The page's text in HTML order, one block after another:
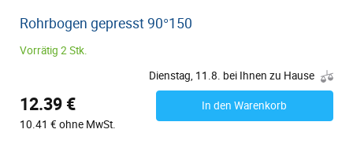
Rohrbogen gepresst 90°150
Vorrätig 2 Stk.
Dienstag, 11.8. bei Ihnen zu Hause
12.39 €
10.41 € ohne MwSt.
In den Warenkorb